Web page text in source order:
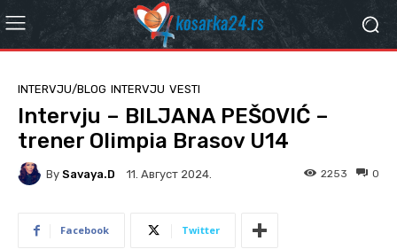
INTERVJU/BLOG INTERVJU VESTI
Intervju – BILJANA PEŠOVIĆ –
trener Olimpia Brasov U14
By Savaya.D 11. Август 2024. 0
2253
Facebook Twitter